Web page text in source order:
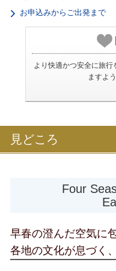
お申込みからご出発まで
より快適かつ安全に旅
ますよ
見どころ
Four
早春の澄んだ空気に
各地の文化が息づく